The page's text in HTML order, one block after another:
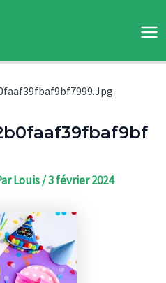
Louis/3 février 2024